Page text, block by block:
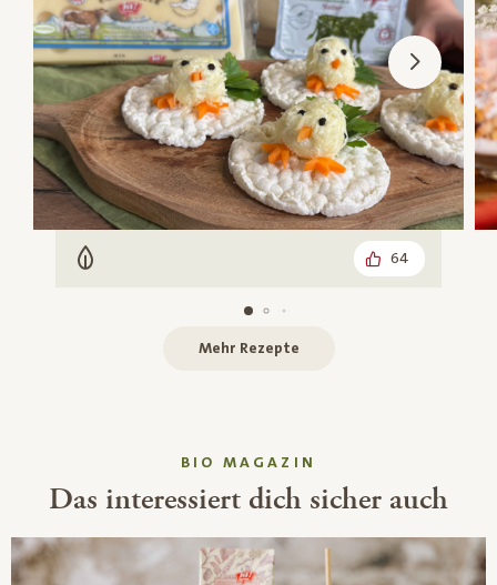
Vegetarisch 64
Mehr Rezepte
BIO MAGAZIN
Das interessiert dich sicher auch